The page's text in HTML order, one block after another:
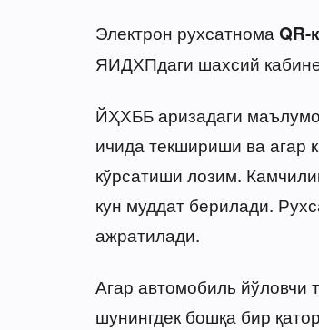
Электрон рухсатнома QR-
ЯИДХПдаги шахсий
ЙҲХББ аризадаги
ичида текшириши ва агар
кўрсатиши лозим.
кун муддат берилади.
ажратилади.
Агар автомобиль йўловчи
шунингдек бошқа бир